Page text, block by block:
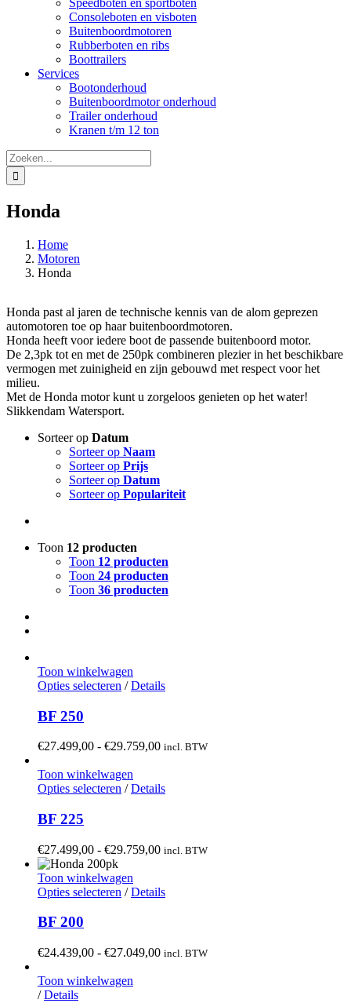
Speedboten en sportboten
Consoleboten en visboten
Buitenboordmotoren
Rubberboten en ribs
Boottrailers
Services
Bootonderhoud
Buitenboordmotor onderhoud
Trailer onderhoud
Kranen t/m 12 ton
Zoeken
naar:
Honda
Home
Motoren
Honda
Honda past al jaren de technische kennis van de alom geprezen
automotoren toe op haar buitenboordmotoren.
Honda heeft voor iedere boot de passende buitenboord motor.
De 2,3pk tot en met de 250pk combineren plezier in het beschikbare
vermogen met zuinigheid en zijn gebouwd met respect voor het
milieu.
Met de Honda motor kunt u zorgeloos genieten op het water!
Slikkendam Watersport.
Sorteer op Datum
Sorteer op Naam
Sorteer op Prijs
Sorteer op Datum
Sorteer op Populariteit
Toon 12 producten
Toon 12 producten
Toon 24 producten
Toon 36 producten
Toon winkelwagen
Opties selecteren Dit
variaties.
Deze
optie
kan
gekozen
productpagina
/ Details
BF 250
€27.499,00 - €29.759,00Prijsklasse:
€29.759,00
incl. BTW
Toon winkelwagen
Opties selecteren Dit
variaties.
Deze
kan
gekozen
productpagina
/ Details
BF 225
€27.499,00 - €29.759,00Prijsklasse:
€29.759,00
incl. BTW
Toon winkelwagen
Opties selecteren Dit
variaties.
Deze
optie
kan
/ Details
BF 200
€24.439,00 - €27.049,00Prijsklasse:
incl. BTW
Toon winkelwagen
/ Details